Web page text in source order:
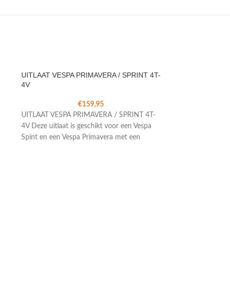
UITLAAT VESPA PRIMAVERA / SPRINT 4T-
4V
€159,95
UITLAAT VESPA PRIMAVERA / SPRINT 4T-
4V Deze uitlaat is geschikt voor een Vespa
Spint en een Vespa Primavera met een